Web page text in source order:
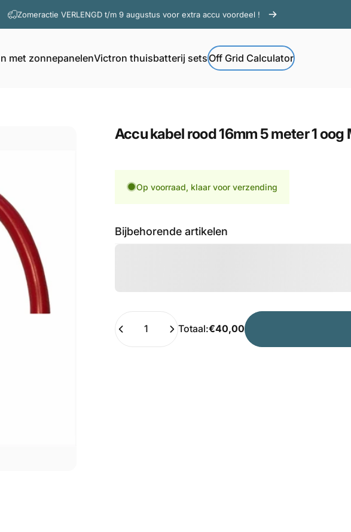
met zonnepanelenVictron thuisbatterij setsOff Grid Calculator
Accukabel rood16mm 5meter1oog
Op voorraad, klaar voor verzending
Bijbehorende artikelen
Totaal:€40,00